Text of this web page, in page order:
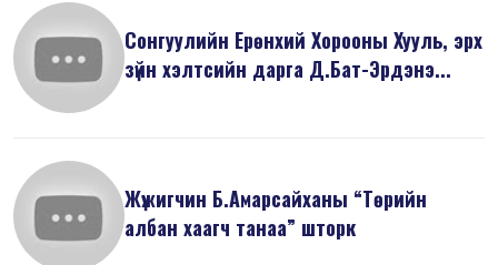
Сонгуулийн Ерөнхий Хорооны Хууль, эрх
зүйн хэлтсийн дарга Д.Бат-Эрдэнэ...
Жүжигчин Б.Амарсайханы “Төрийн
албан хаагч танаа” шторк